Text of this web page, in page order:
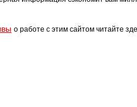
о работе с этим сайтом читайте